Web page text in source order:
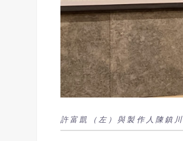
許富凱（左）與製作人陳鎮